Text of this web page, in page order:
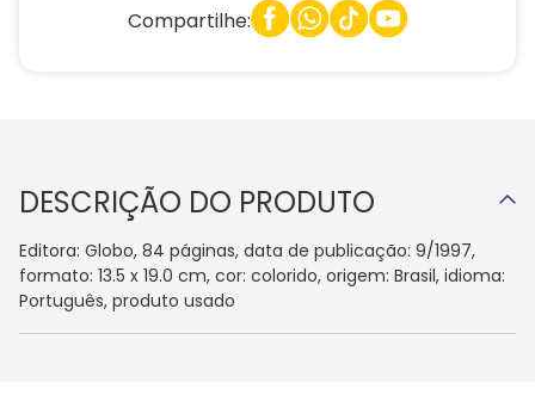
Compartilhe:
DESCRIÇÃO DO PRODUTO
Editora: Globo, 84 páginas, data de publicação: 9/1997,
formato: 13.5 x 19.0 cm, cor: colorido, origem: Brasil, idioma:
Português, produto usado